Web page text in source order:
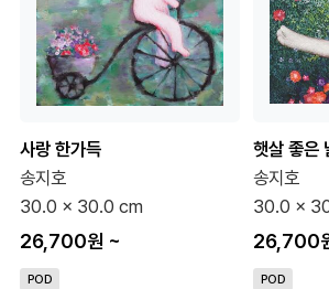
사랑 한가득
송지호
30.0 x 30.0 cm
26,700원 ~
POD
햇살 좋은
송지호
30.0 x
26,700
POD